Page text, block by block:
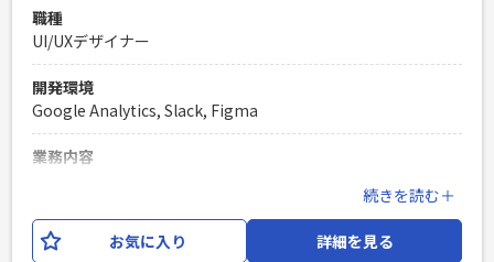
ーザーに体験を楽しんでいただくことが前提の、デジタルプ
ロダクトのデザイン経験） ・ネイティブアプリのデザイン経
験 ・ペルソナやカスタマージャーニーなどのユーザーモデリ
ングや、ユーザーストーリーを策定した経験がある ・グラフ
ィックデザインのご経験（プロダクト内のロゴやバナー、広
告関連のLP等のデザイン） ・作成したデザインを論理的に他
職種に説明できる方
PHPを用いたWebサービスの開発経験4年以上
Laravelを用いた開発経験1年以上
エンジニア複数人のチームでの開発経験
職種
UI/UXデザイナー
開発環境
Google Analytics, Slack, Figma
業務内容
付随するグラフィックの制作 ・プロダクトを圧倒的に使いや
すくするための改善、運用 ・クライアントニーズを深く理解
した上での整理、あるべき仕様への落とし込み ※割合は少な
続きを読む＋
お気に入り 詳細を見る